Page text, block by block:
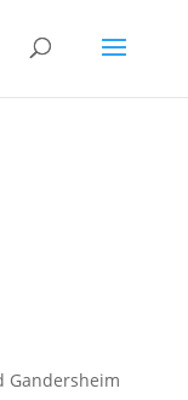
Gandersheim